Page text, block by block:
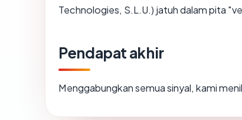
Technologies, S.L.U.) jatuh dalam pita
Pendapat akhir
Menggabungkan semua sinyal, kami